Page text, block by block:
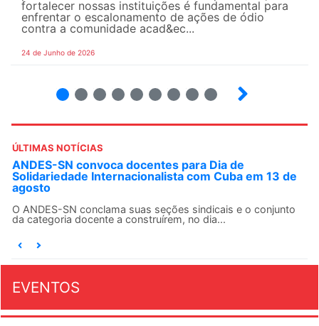
fortalecer nossas instituições é fundamental para
enfrentar o escalonamento de ações de ódio
contra a comunidade acad&ec...
24 de Junho de 2026
ÚLTIMAS NOTÍCIAS
ANDES-SN convoca docentes para Dia de
Solidariedade Internacionalista com Cuba em 13 de
agosto
O ANDES-SN conclama suas seções sindicais e o conjunto
da categoria docente a construírem, no dia...
EVENTOS